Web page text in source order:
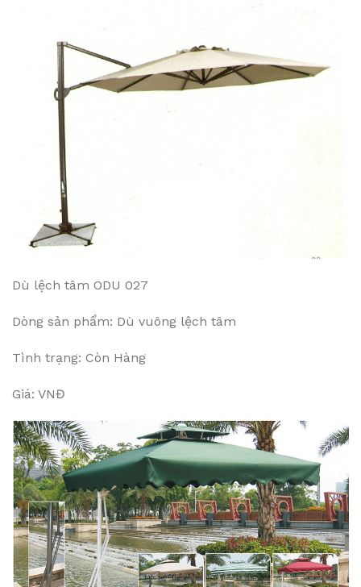
Dù lệch tâm ODU 027
Dòng sản phẩm: Dù vuông lệch tâm
Tình trạng: Còn Hàng
Giá: VNĐ